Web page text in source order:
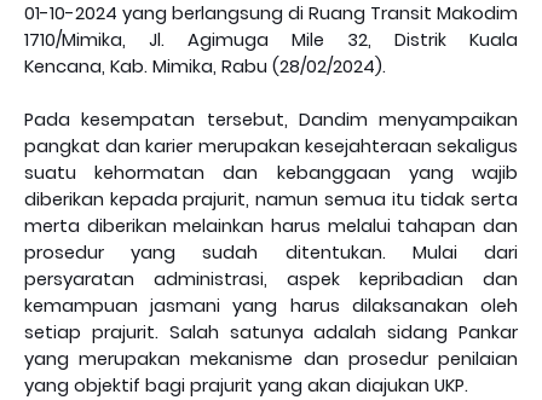
01-10-2024 yang berlangsung di Ruang Transit Makodim
1710/Mimika, Jl. Agimuga Mile 32, Distrik Kuala
Kencana, Kab. Mimika, Rabu (28/02/2024).
Pada kesempatan tersebut, Dandim menyampaikan
pangkat dan karier merupakan kesejahteraan sekaligus
suatu kehormatan dan kebanggaan yang wajib
diberikan kepadaprajurit, namun semua itu tidak serta
merta diberikan melainkan harus melalui tahapan dan
prosedur yang sudah ditentukan. Mulai dari
persyaratan administrasi, aspek kepribadian dan
kemampuan jasmani yang harus dilaksanakan oleh
setiap prajurit. Salah satunya adalah sidang Pankar
yang merupakan mekanisme dan prosedur penilaian
yang objektif bagi prajurit yang akan diajukan UKP.